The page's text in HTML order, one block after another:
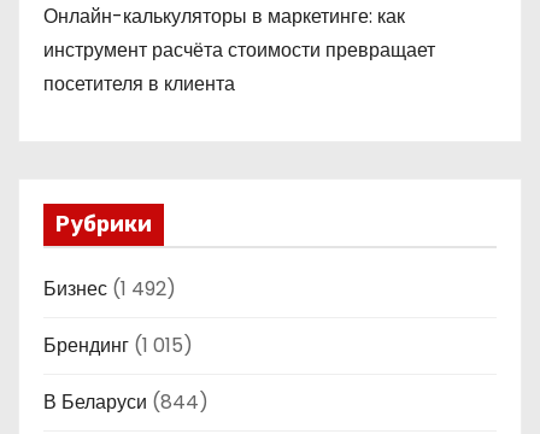
Онлайн-калькуляторы в маркетинге: как
инструмент расчёта стоимости превращает
посетителя в клиента
Рубрики
Бизнес (1 492)
Брендинг (1 015)
В Беларуси (844)